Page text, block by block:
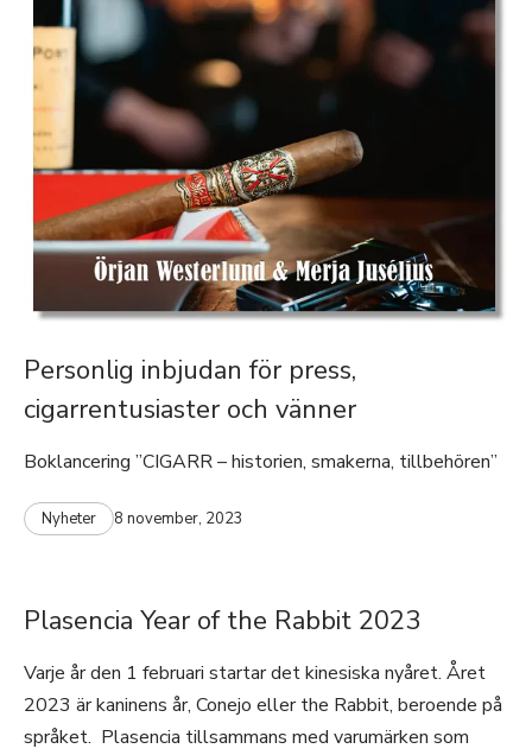
Personlig inbjudan för press,
cigarrentusiaster och vänner
Boklancering ”CIGARR – historien, smakerna, tillbehören”
Nyheter 8 november, 2023
Plasencia Year of the Rabbit 2023
Varje år den 1 februari startar det kinesiska nyåret. Året
2023 är kaninens år, Conejo eller the Rabbit, beroende på
språket. Plasencia tillsammans med varumärken som